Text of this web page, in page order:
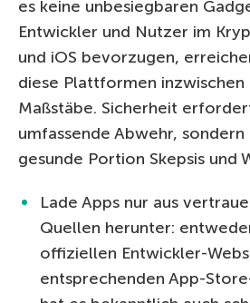
es keine unbesiegbaren
Entwickler und Nutzer im
und iOS bevorzugen,
diese Plattformen
Maßstäbe. Sicherheit
umfassende Abwehr, sondern
gesunde Portion Skepsis und
Lade Apps nur aus
Quellen herunter:
offiziellen Entwickler-
entsprechenden App-